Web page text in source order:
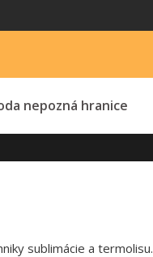
nepozná hranice
sublimácie a termolisu.